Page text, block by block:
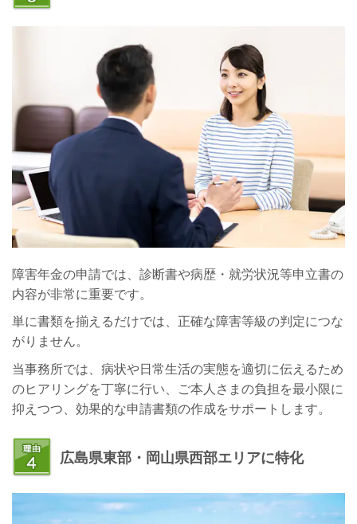
障害年金の申請では、診断書や病歴・就労状況等申立書の
内容が非常に重要です。
単に書類を揃えるだけでは、正確な障害等級の判定につな
がりません。
当事務所では、病状や日常生活の実態を適切に伝えるため
のヒアリングを丁寧に行い、ご本人さまの負担を最小限に
抑えつつ、効果的な申請書類の作成をサポートします。
広島県東部・岡山県西部エリアに特化